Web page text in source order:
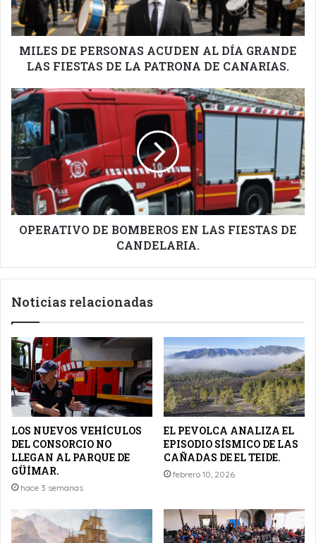
GRANDE
LAS
FIESTAS
DE
DE
CANARIAS.
MILES DE PERSONAS ACUDEN AL DÍA GRANDE
LAS FIESTAS DE LA PATRONA DE CANARIAS.
OPERATIVO
DE
BOMBEROS
EN
LAS
FIESTAS
DE
CANDELARIA.
OPERATIVO DE BOMBEROS EN LAS FIESTAS DE
CANDELARIA.
Noticias relacionadas
LOS NUEVOS VEHÍCULOS
DEL CONSORCIO NO
LLEGAN AL PARQUE DE
GÜÍMAR.
hace 3 semanas
EL PEVOLCA ANALIZA EL
EPISODIO SÍSMICO DE LAS
CAÑADAS DE EL TEIDE.
febrero 10, 2026